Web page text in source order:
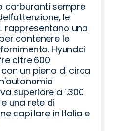
carburanti sempre
le
rappresentano una
contenere le
Hyundai
oltre 600
un pieno di circa
superiore a 1.300
una rete di
capillare in Italia e